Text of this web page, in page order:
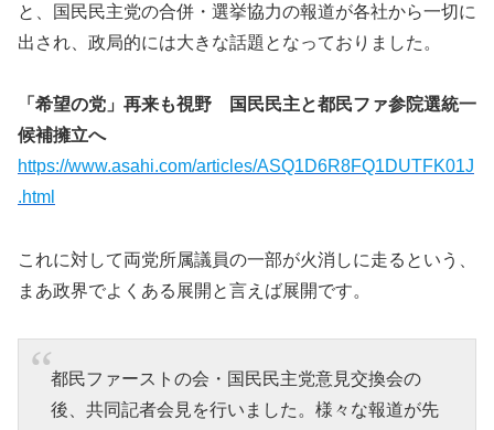
と、国民民主党の合併・選挙協力の報道が各社から一切に
出され、政局的には大きな話題となっておりました。
「希望の党」再来も視野 国民民主と都民ファ参院選統一
候補擁立へ
https://www.asahi.com/articles/ASQ1D6R8FQ1DUTFK01J
.html
これに対して両党所属議員の一部が火消しに走るという、
まあ政界でよくある展開と言えば展開です。
都民ファーストの会・国民民主党意見交換会の
後、共同記者会見を行いました。様々な報道が先